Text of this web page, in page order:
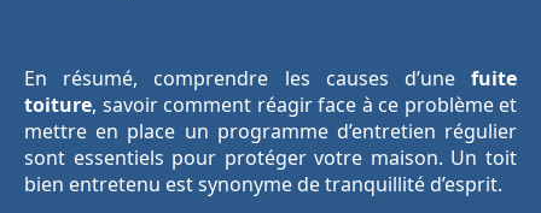
En résumé, comprendre les causes d’une fuite
toiture, savoir comment réagir face à ce problème et
mettre en place un programme d’entretien régulier
sont essentiels pour protéger votre maison. Un toit
bien entretenu est synonyme de tranquillité d’esprit.